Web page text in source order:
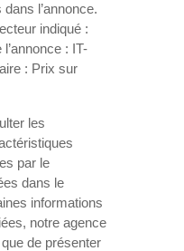
l’annonce.
indiqué :
: IT-
: Prix sur
les
par le
dans le
informations
notre agence
de présenter